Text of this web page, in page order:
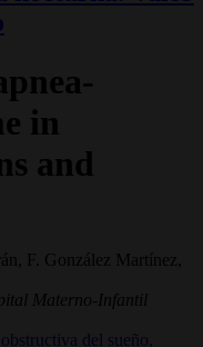
in
and
F. González Martínez,
Materno-Infantil
del sueño,